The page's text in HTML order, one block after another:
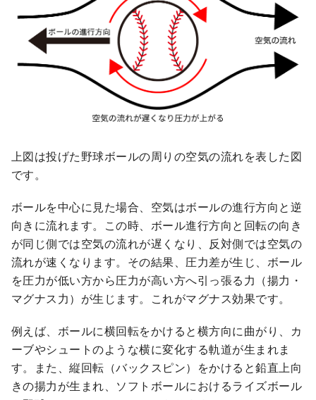
上図は投げた野球ボールの周りの空気の流れを表した図
です。
ボールを中心に見た場合、空気はボールの進行方向と逆
向きに流れます。この時、ボール進行方向と回転の向き
が同じ側では空気の流れが遅くなり、反対側では空気の
流れが速くなります。その結果、圧力差が生じ、ボール
を圧力が低い方から圧力が高い方へ引っ張る力（揚力・
マグナス力）が生じます。これがマグナス効果です。
例えば、ボールに横回転をかけると横方向に曲がり、カ
ーブやシュートのような横に変化する軌道が生まれま
す。また、縦回転（バックスピン）をかけると鉛直上向
きの揚力が生まれ、ソフトボールにおけるライズボール